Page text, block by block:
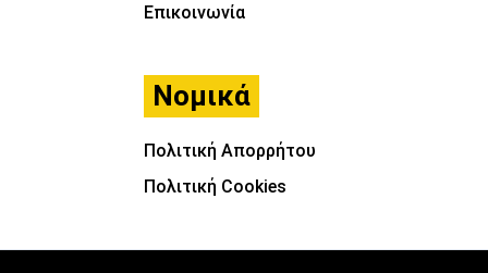
Επικοινωνία
Νομικά
Πολιτική Απορρήτου
Πολιτική Cookies